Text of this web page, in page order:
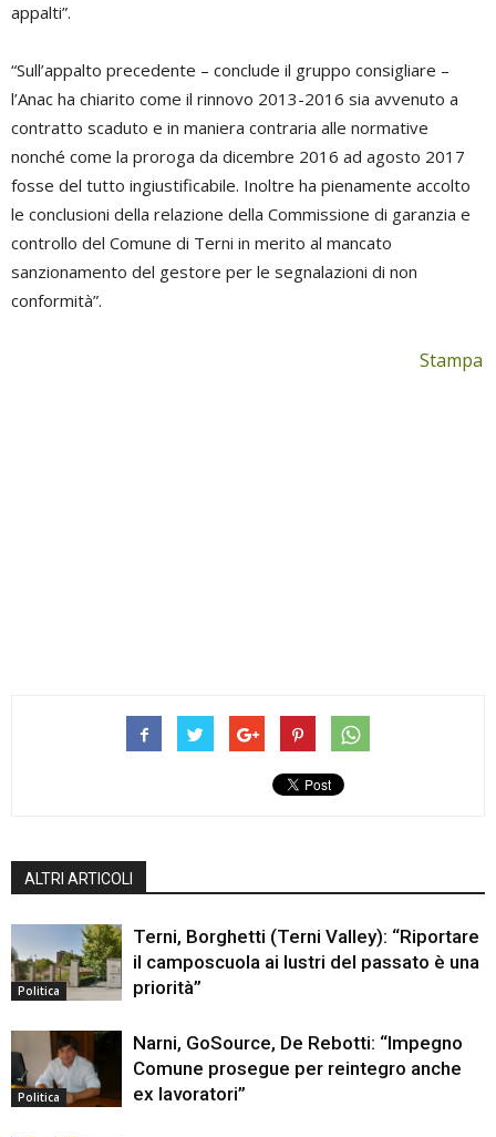
appalti”.
“Sull’appalto precedente – conclude il gruppo consigliare –
l’Anac ha chiarito come il rinnovo 2013-2016 sia avvenuto a
contratto scaduto e in maniera contraria alle normative
nonché come la proroga da dicembre 2016 ad agosto 2017
fosse del tutto ingiustificabile. Inoltre ha pienamente accolto
le conclusioni della relazione della Commissione di garanzia e
controllo del Comune di Terni in merito al mancato
sanzionamento del gestore per le segnalazioni di non
conformità”.
Stampa
ALTRI ARTICOLI
Politica
Terni, Borghetti (Terni Valley): “Riportare
il camposcuola ai lustri del passato è una
priorità”
Politica
Narni, GoSource, De Rebotti: “Impegno
Comune prosegue per reintegro anche
ex lavoratori”